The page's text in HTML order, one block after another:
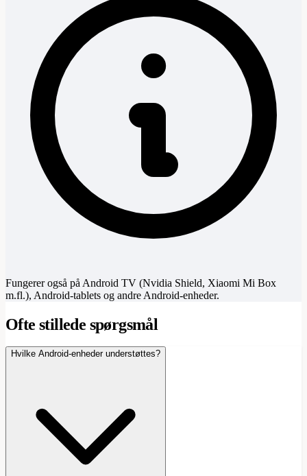
Fungerer også på Android TV (Nvidia Shield, Xiaomi Mi Box
m.fl.), Android-tablets og andre Android-enheder.
Ofte stillede spørgsmål
Hvilke Android-enheder understøttes?